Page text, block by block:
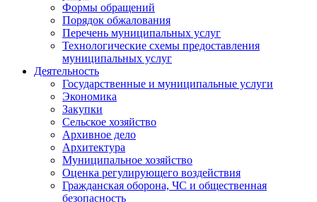
Формы обращений
Порядок обжалования
Перечень муниципальных услуг
Технологические схемы предоставления
муниципальных услуг
Деятельность
Государственные и муниципальные услуги
Экономика
Закупки
Сельское хозяйство
Архивное дело
Архитектура
Муниципальное хозяйство
Оценка регулирующего воздействия
Гражданская оборона, ЧС и общественная
безопасность